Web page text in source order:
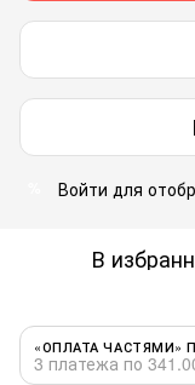
Войти для
В
«ОПЛАТА ЧАСТЯМИ»
3 платежа по